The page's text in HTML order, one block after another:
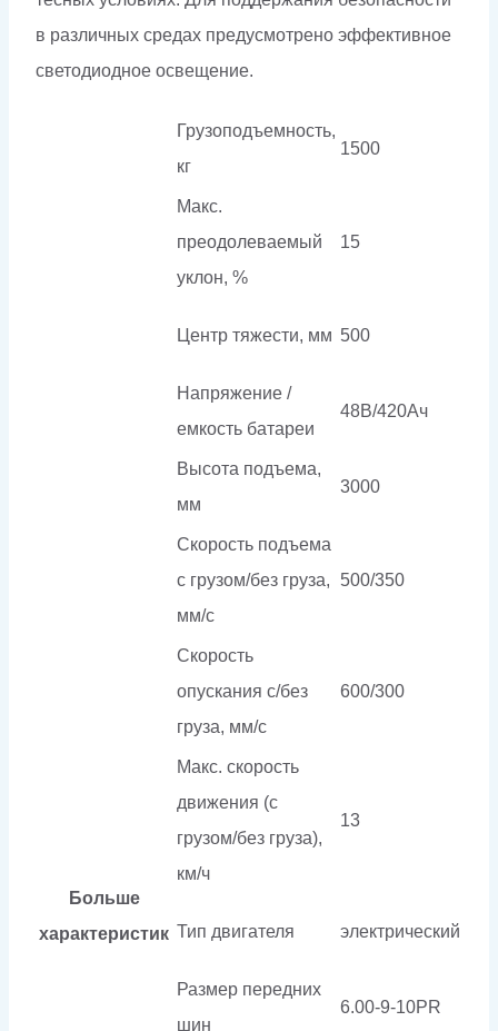
в различных средах предусмотрено эффективное
светодиодное освещение.
Больше
характеристик
Грузоподъемность,
кг
1500
Макс.
преодолеваемый
уклон, %
15
Центр тяжести, мм 500
Напряжение /
емкость батареи
48В/420Ач
Высота подъема,
мм
3000
Скорость подъема
с грузом/без груза,
мм/с
500/350
Скорость
опускания c/без
груза, мм/с
600/300
Макс. скорость
движения (с
грузом/без груза),
км/ч
13
Тип двигателя электрический
Размер передних
шин
6.00-9-10PR